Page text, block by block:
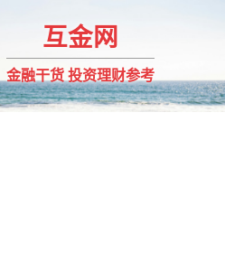
互金网
金融干货 投资理财参考